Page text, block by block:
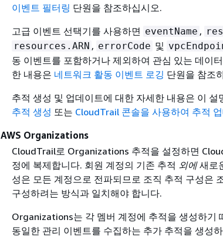
이벤트 필터링 단원을 참조하십시오.
고급 이벤트 선택기를 사용하면 eventName ,
resources.ARN , errorCode 및
동 이벤트를 포함하거나 제외하여 관심 있는 데이
한 내용은 네트워크 활동 이벤트 로깅 단원을 참조
추적 생성 및 업데이트에 대한 자세한 내용은 이 설
추적 생성 또는 CloudTrail 콘솔을 사용하여 추적
AWS Organizations
CloudTrail로 Organizations 추적을 설정하면
정에 복제합니다. 회원 계정의 기존 추적 외에새로
성은 모든 계정으로 전파되므로 조직 추적 구성은
구성하려는 방식과 일치해야 합니다.
Organizations는 각 멤버 계정에 추적을 생성하기
동일한 관리 이벤트를 수집하는 추가 추적을 생성